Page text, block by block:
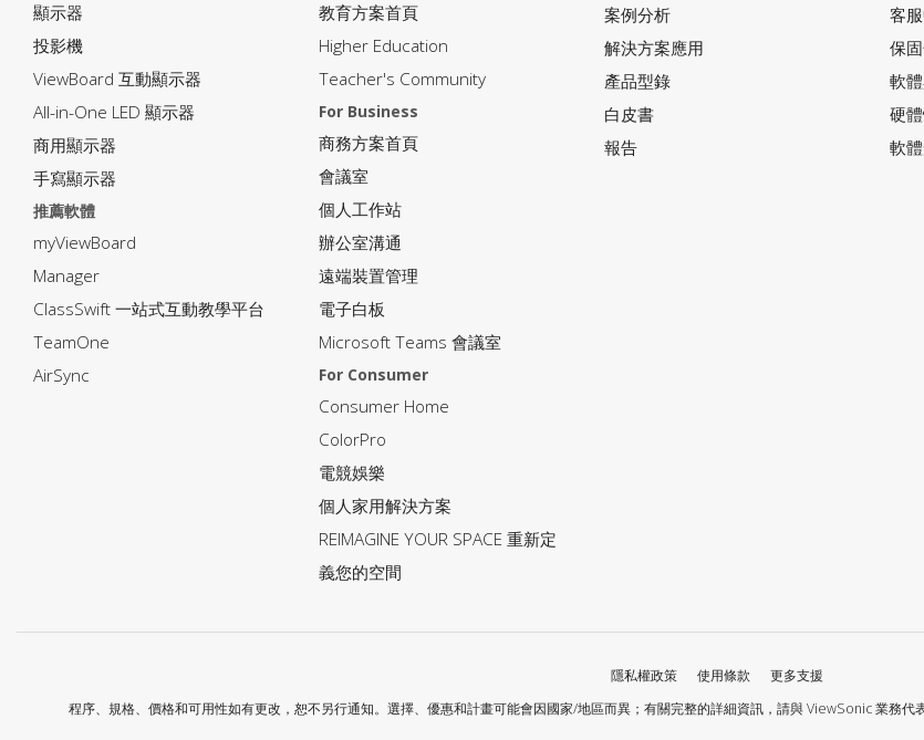
顯示器
投影機
ViewBoard 互動顯示器
All-in-One LED 顯示器
商用顯示器
手寫顯示器
推薦軟體
myViewBoard
Manager
ClassSwift 一站式互動教學平台
TeamOne
AirSync
教育方案首頁
Higher Education
Teacher's Community
For Business
商務方案首頁
會議室
個人工作站
辦公室溝通
遠端裝置管理
電子白板
Microsoft Teams 會議室
For Consumer
Consumer Home
ColorPro
電競娛樂
個人家用解決方案
REIMAGINE YOUR SPACE 重新定
義您的空間
案例分析
解決方案應用
產品型錄
白皮書
報告
客
保
軟
硬
軟
隱私權政策 使用條款
更多支援
程序、規格、價格和可用性如有更改，恕不另行通知。選擇、優惠和計畫可能會因國家/地區而異；有關完整的詳細資訊，請與 ViewSonic 業